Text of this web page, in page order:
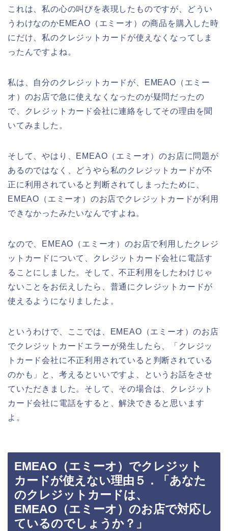
これは、私の心の叫びを表現したものですが、どうい
うわけなのかEMEAO（エミーオ）の商品を購入した時
にだけ、私のクレジットカードが使えなくなってしま
ったんですよね。
私は、自分のクレジットカードが、EMEAO（エミー
オ）のお店で急に使えなくなったのが疑問だったの
で、クレジットカード会社に連絡をしてその理由を聞
いてみました。
そして、やはり、EMEAO（エミーオ）のお店に問題が
あるのではなく、どうやら私のクレジットカードが不
正に利用されていると判断されてしまったために、
EMEAO（エミーオ）のお店でクレジットカードが利用
できなかったみたいなんですよね。
なので、EMEAO（エミーオ）のお店で利用したクレジ
ットカードについて、クレジットカード会社に電話す
ることにしました。そして、不正利用をしたわけじゃ
ないことをお伝えしたら、普通にクレジットカードが
使えるようになりましたよ。
というわけで、ここでは、EMEAO（エミーオ）のお店
でクレジットカードエラーが発生したら、「クレジッ
トカード会社に不正利用されていると判断されている
のかも」と、考えるといいですよ、というお話をさせ
ていただきました。そして、その場合は、クレジット
カード会社に電話をすると、解決できると思います
よ。
EMEAO（エミーオ）でクレジット
カードが使えない理由５．「あなた
のクレジットカードは、
EMEAO（エミーオ）のお店で対応し
ているのでしょうか？」